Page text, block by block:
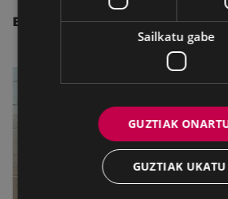
BESTE ALBISTE BATZUK
Sailkatu gabe
GUZTIAK
GUZTIAK UKATU